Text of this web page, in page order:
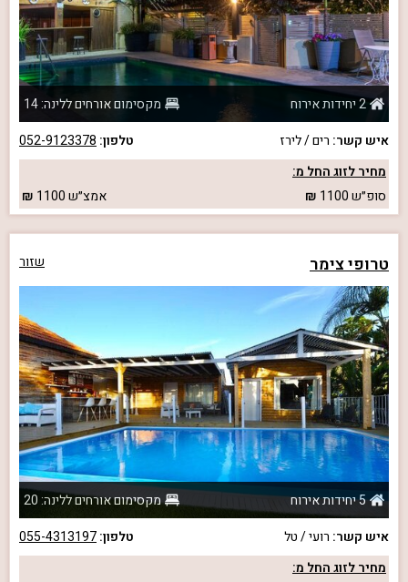
2 יחידות אירוח
מקסימום אורחים ללינה: 14
איש קשר: רים / לירז טלפון: 052-9123378
מחיר לזוג החל מ:
סופ״ש1100 אמצ״ש1100
טרופי צימר שזור
5 יחידות אירוח
מקסימום אורחים ללינה: 20
איש קשר: רועי / טל טלפון:055-4313197
מחיר לזוג החל מ: